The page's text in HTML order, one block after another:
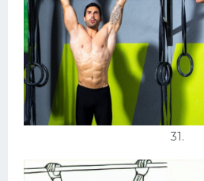
31.